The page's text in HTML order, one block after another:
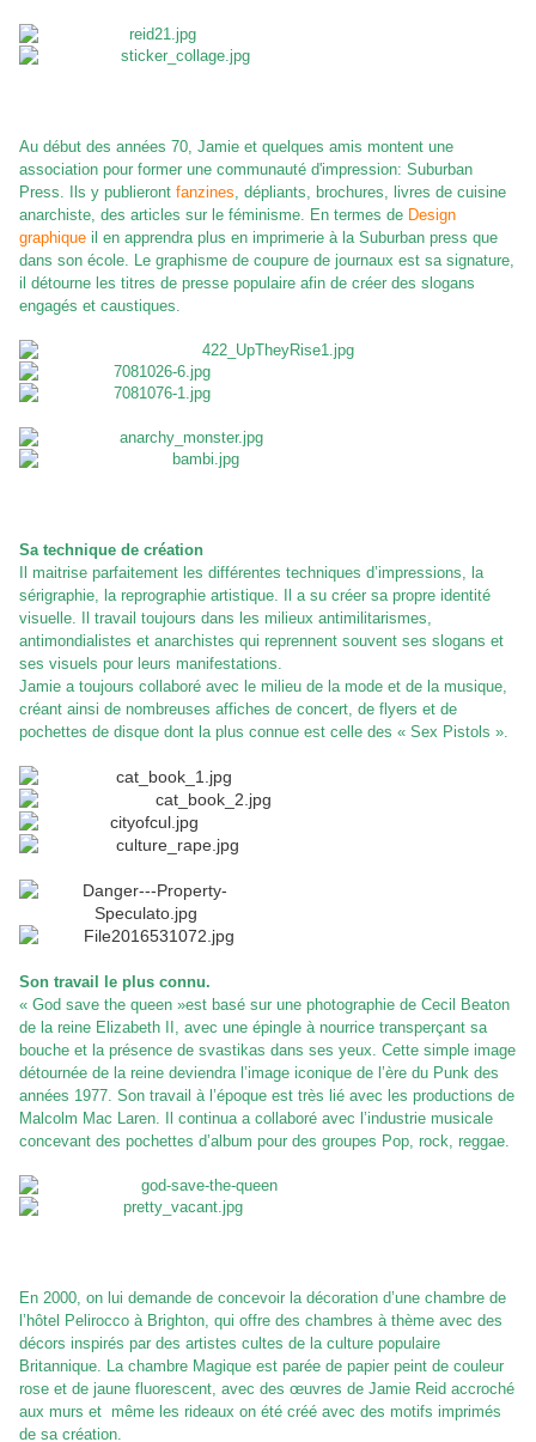
Au début des années 70, Jamie et quelques amis montent une
association pour former une communauté d'impression: Suburban
Press. Ils y publieront fanzines, dépliants, brochures, livres de cuisine
anarchiste, des articles sur le féminisme. En termes de Design
graphique il en apprendra plus en imprimerie à la Suburban press que
dans son école. Le graphisme de coupure de journaux est sa signature,
il détourne les titres de presse populaire afin de créer des slogans
engagés et caustiques.
Sa technique de création
Il maitrise parfaitement les différentes techniques d’impressions, la
sérigraphie, la reprographie artistique. Il a su créer sa propre identité
visuelle. Il travail toujours dans les milieux antimilitarismes,
antimondialistes et anarchistes qui reprennent souvent ses slogans et
ses visuels pour leurs manifestations.
Jamie a toujours collaboré avec le milieu de la mode et de la musique,
créant ainsi de nombreuses affiches de concert, de flyers et de
pochettes de disque dont la plus connue est celle des « Sex Pistols ».
Son travail le plus connu.
« God save the queen »est basé sur une photographie de Cecil Beaton
de la reine Elizabeth II, avec une épingle à nourrice transperçant sa
bouche et la présence de svastikas dans ses yeux. Cette simple image
détournée de la reine deviendra l’image iconique de l’ère du Punk des
années 1977. Son travail à l’époque est très lié avec les productions de
Malcolm Mac Laren. Il continua a collaboré avec l’industrie musicale
concevant des pochettes d’album pour des groupes Pop, rock, reggae.
En 2000, on lui demande de concevoir la décoration d’une chambre de
l’hôtel Pelirocco à Brighton, qui offre des chambres à thème avec des
décors inspirés par des artistes cultes de la culture populaire
Britannique. La chambre Magique est parée de papier peint de couleur
rose et de jaune fluorescent, avec des œuvres de Jamie Reid accroché
aux murs et même les rideaux on été créé avec des motifs imprimés
de sa création.